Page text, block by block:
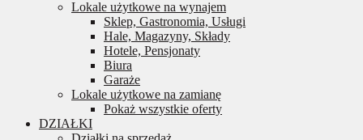
Lokale użytkowe na wynajem
Sklep, Gastronomia, Usługi
Hale, Magazyny, Składy
Hotele, Pensjonaty
Biura
Garaże
Lokale użytkowe na zamianę
Pokaż wszystkie oferty
DZIAŁKI